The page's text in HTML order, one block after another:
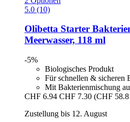
5.0 (10)
Olibetta Starter
Meerwasser, 118 ml
-5%
Biologisches Produkt
Für schnellen & sicheren
Mit Bakterienmischung
CHF 6.94 CHF 7.30 (CHF
Zustellung bis 12. August